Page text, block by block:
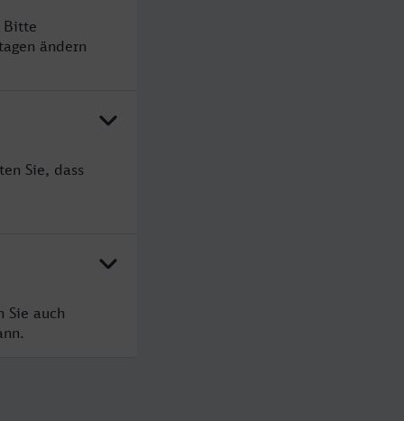
Bitte
ändern
Sie, dass
Sie auch